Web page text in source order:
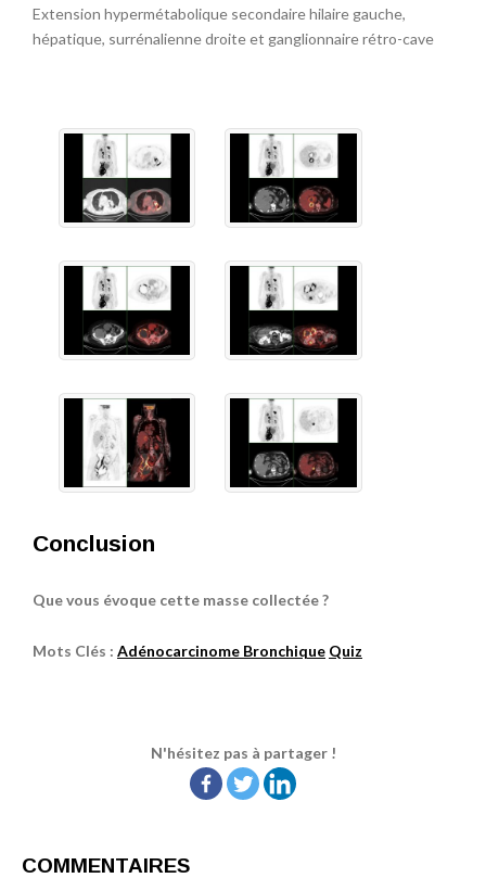
Extension hypermétabolique secondaire hilaire gauche,
hépatique, surrénalienne droite et ganglionnaire rétro-cave
Conclusion
Que vous évoque cette masse collectée ?
Mots Clés : Adénocarcinome Bronchique Quiz
N'hésitez pas à partager !
COMMENTAIRES